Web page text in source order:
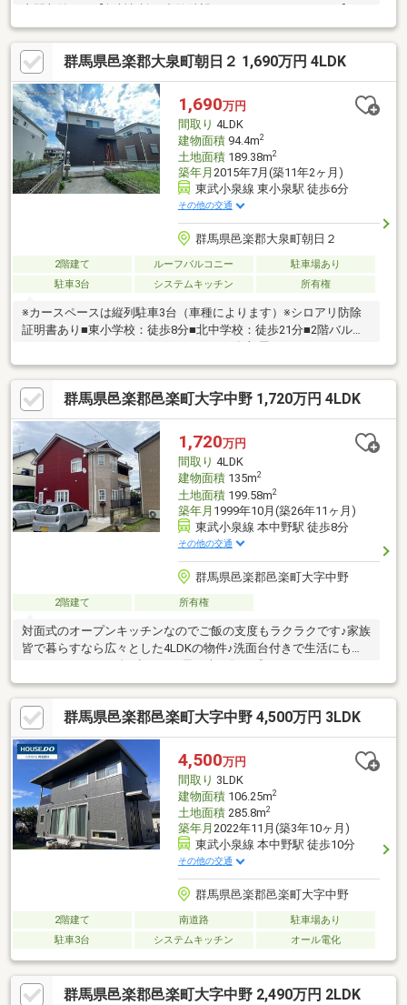
住宅ローン・資金計画のご相談などご不安な事ご相談下さい。
群馬県邑楽郡大泉町朝日２ 1,690万円 4LDK
1,690万円
間取り 4LDK
建物面積94.4m2
土地面積189.38m2
築年月 2015年7月(築11年2ヶ月)
東武小泉線 東小泉駅 徒歩6分
その他の交通
群馬県邑楽郡大泉町朝日２
2階建て ルーフバルコニー
駐車場あり
駐車3台
システムキッチン 所有権
※カースペースは縦列駐車3台（車種によります）※シロアリ防除
証明書あり■東小学校：徒歩8分■北中学校：徒歩21分■2階バルコ
出入りできるのでお布団干しなどにも便利です！■点検口を兼ね
た床下収納はキッチンと洗面室の2カ所！調味料や洗剤などの収納
としても重宝されます。■2帖分のウォークインクローゼットは大
容量収納◎枕棚付きなので小物収納にも便利です！■ガーデニン
グもできる南庭付き！外水栓もついているので庭木の水やりにも
便利です！
群馬県邑楽郡邑楽町大字中野 1,720万円 4LDK
1,720万円
間取り 4LDK
建物面積135m2
土地面積199.58m2
築年月 1999年10月(築26年11ヶ月)
東武小泉線 本中野駅 徒歩8分
その他の交通
群馬県邑楽郡邑楽町大字中野
2階建て 所有権
対面式のオープンキッチンなのでご飯の支度もラクラクです♪家族
皆で暮らすなら広々とした4LDKの物件♪洗面台付きで生活にも困
♪フローリングなので、どんな世代の方にもなじみます♪駅徒歩8
分の物件です♪クローゼット付きの物件です(*^_^*)
群馬県邑楽郡邑楽町大字中野 4,500万円 3LDK
4,500万円
間取り 3LDK
建物面積106.25m2
土地面積285.8m2
築年月 2022年11月(築3年10ヶ月)
東武小泉線 本中野駅 徒歩10分
その他の交通
群馬県邑楽郡邑楽町大字中野
2階建て 南道路
駐車場あり
駐車3台
システムキッチン オール電化
群馬県邑楽郡邑楽町大字中野 2,490万円 2LDK